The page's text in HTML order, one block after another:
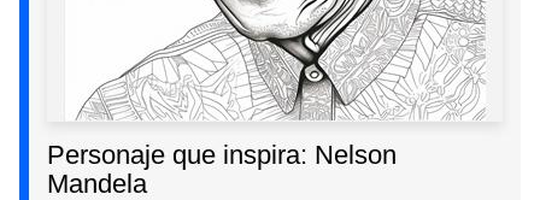
Personaje que inspira: Nelson
Mandela